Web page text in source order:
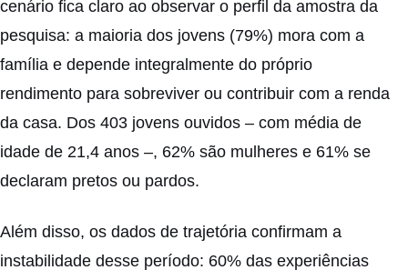
cenário fica claro ao observar o perfil da amostra da
pesquisa: a maioria dos jovens (79%) mora com a
família e depende integralmente do próprio
rendimento para sobreviver ou contribuir com a renda
da casa. Dos 403 jovens ouvidos – com média de
idade de 21,4 anos –, 62% são mulheres e 61% se
declaram pretos ou pardos.
Além disso, os dados de trajetória confirmam a
instabilidade desse período: 60% das experiências